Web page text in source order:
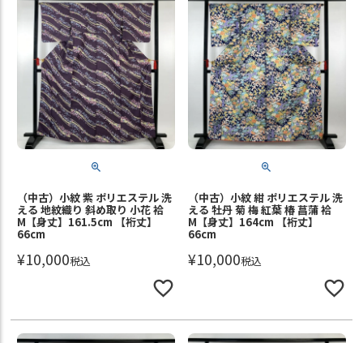
（中古）小紋 紫 ポリエステル 洗
える 地紋織り 斜め取り 小花 袷
M【身丈】161.5cm 【裄丈】
66cm
¥10,000税込
（中古）小紋 紺 ポリエステル 洗
える 牡丹 菊 梅 紅葉 椿 菖蒲 袷
M【身丈】164cm 【裄丈】
66cm
¥10,000税込